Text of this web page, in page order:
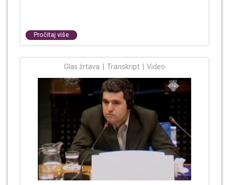
Pročitaj više
Glas žrtava Transkript Video